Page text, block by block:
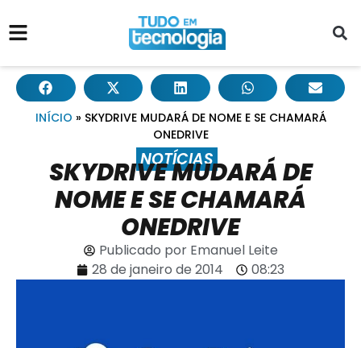
INÍCIO » SKYDRIVE MUDARÁ DE NOME E SE CHAMARÁ
ONEDRIVE
NOTÍCIAS
SKYDRIVE MUDARÁ DE
NOME E SE CHAMARÁ
ONEDRIVE
Publicado porEmanuel Leite
28 de janeiro de 2014
08:23